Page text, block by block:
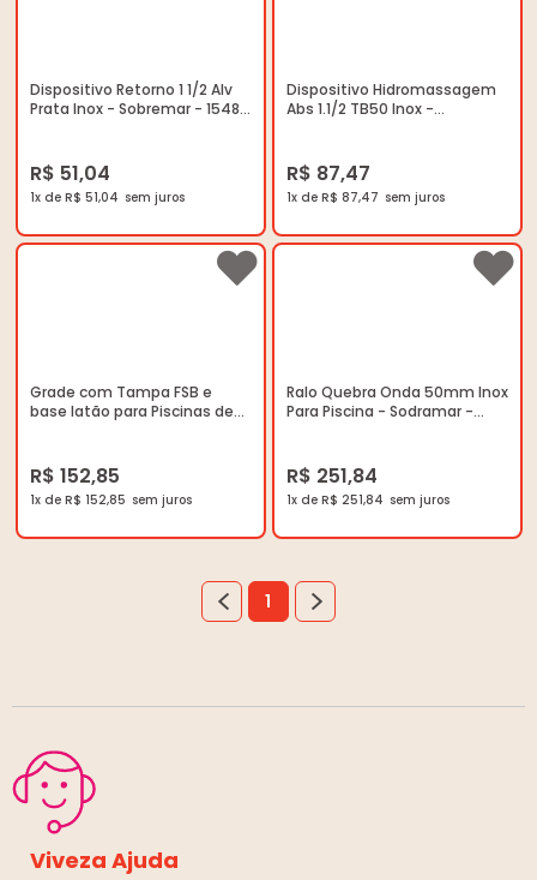
Dispositivo Retorno 1 1/2 Alv
Prata Inox - Sobremar - 15482
R$ 51,04
1x de R$ 51,04
Dispositivo Hidromassagem
Abs 1.1/2 TB50 Inox -
R$ 87,47
1x de R$ 87,47
Grade com Tampa FSB e
base latão para Piscinas de
R$ 152,85
1x de R$ 152,85
Ralo Quebra Onda 50mm Inox
Para Piscina - Sodramar -
R$ 251,84
1x de R$ 251,84
1
Viveza Ajuda